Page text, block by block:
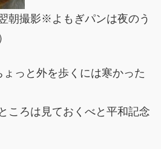
朝撮影※よもぎパンは夜のう
っと外を歩くには寒かった
ころは見ておくべと平和記念